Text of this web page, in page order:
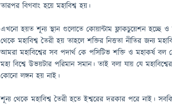
তারপর বিগবাং হয়ে মহাবিশ্ব হয়।
এখনো হয়ত শূন্য স্থান গুলোতে কোয়ান্টাম ফ্লাকচুয়েশন হচ্ছে ও
থেকে মহাবিশ্ব তৈরী হয় তাহলে শক্তির নিত্ততা নীতির জন্য
আমরা মহাবিশ্বের সব পদার্থ কে পসিটিভ শক্তি ও মহাকর্ষ বল
মহা বিশ্বে উভয়টার পরিমান সমান। তাই বলা যায় যে
কোনো লঙ্গন হয় নাই।
শূন্য থেকে মহাবিশ্ব তৈরী হতে ইশ্বরের দরকার পরে নাই।